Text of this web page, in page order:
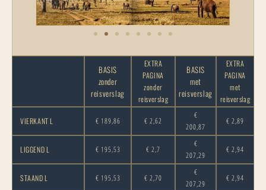
BASIS
zonder
reisverslag
EXTRA
PAGINA
zonder
reisverslag
BASIS
met
reisverslag
EXTRA
PAGINA
met
reisverslag
VIERKANT L € 189,86 € 2,62
€
200,87
€ 2,89
LIGGEND L € 195,53 € 2,7
€
207,29
€ 2,94
STAAND L € 195,53 € 2,70
€
207,29
€ 2,94